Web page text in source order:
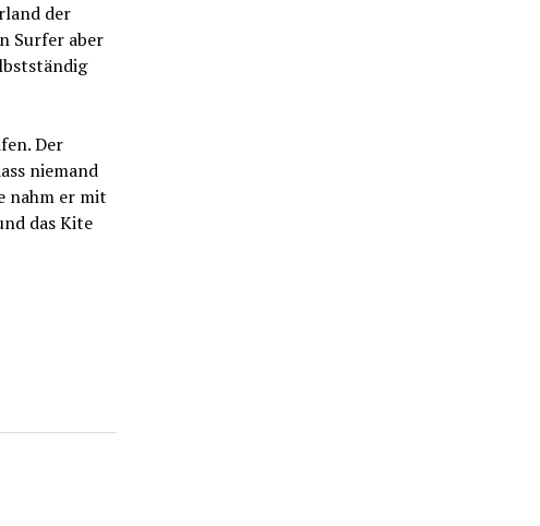
der
Surfer aber
Der
niemand
nahm er mit
das Kite